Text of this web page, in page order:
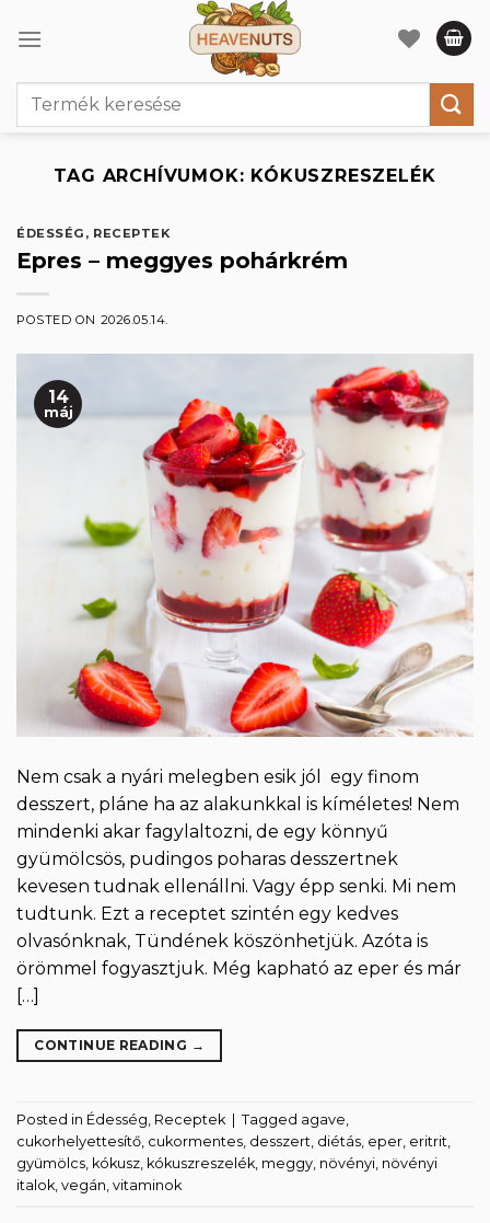
Keresés
TAG ARCHÍVUMOK: KÓKUSZRESZELÉK
ÉDESSÉG , RECEPTEK
Epres – meggyes pohárkrém
POSTED ON 2026.05.14.
14
máj
Nem csak a nyári melegben esik jól egy finom
desszert, pláne ha az alakunkkal is kíméletes! Nem
mindenki akar fagylaltozni, de egy könnyű
gyümölcsös, pudingos poharas desszertnek
kevesen tudnak ellenállni. Vagy épp senki. Mi nem
tudtunk. Ezt a receptet szintén egy kedves
olvasónknak, Tündének köszönhetjük. Azóta is
örömmel fogyasztjuk. Még kapható az eper és már
[…]
CONTINUE READING →
Posted in Édesség, Receptek Tagged agave,
cukorhelyettesítő, cukormentes, desszert, diétás, eper, eritrit,
gyümölcs, kókusz, kókuszreszelék, meggy, növényi, növényi
italok, vegán, vitaminok